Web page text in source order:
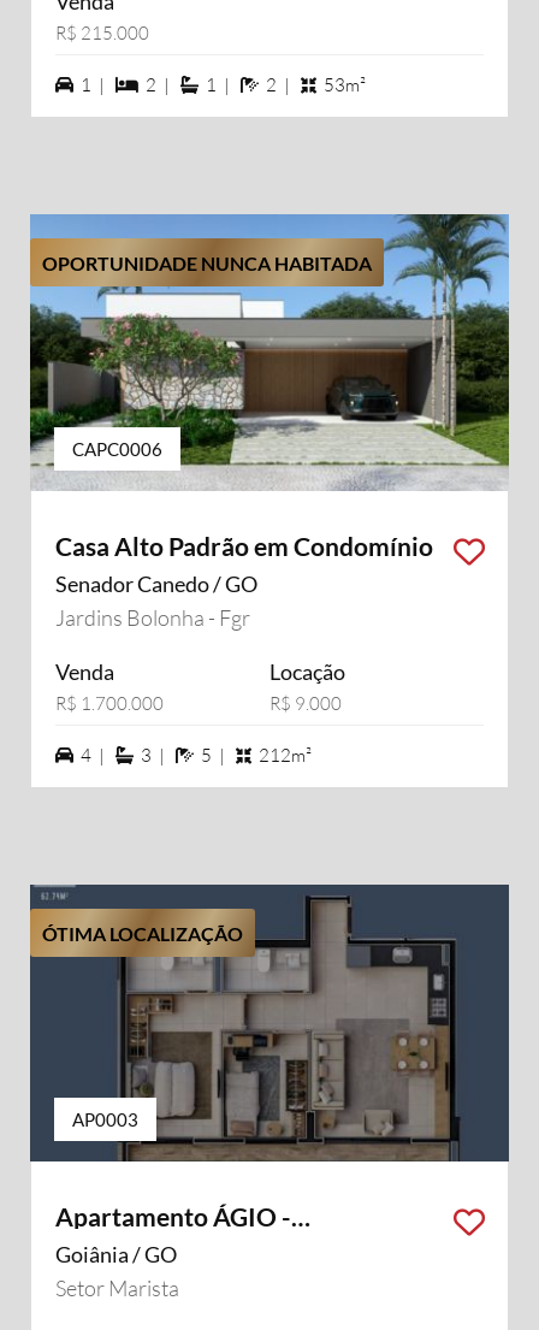
R$ 215.000
1 vagas na garagem
1 | 2 dormiórios
2 | 1 suítes
1 | 2 banheiros
2 | 53m²
OPORTUNIDADE NUNCA HABITADA
CAPC0006
Casa Alto Padrão em Condomínio
Senador Canedo / GO
Jardins Bolonha - Fgr
Venda
R$ 1.700.000
Locação
R$ 9.000
4 vagas na garagem
4 | 3 suítes
3 | 5 banheiros
5 | 212m²
ÓTIMA LOCALIZAÇÃO
AP0003
Apartamento ÁGIO -
OPORTUNIDADE
Goiânia / GO
Setor Marista